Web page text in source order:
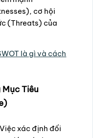
cơ hội
(Threats) của
là gì và cách
Tiêu
xác định đối